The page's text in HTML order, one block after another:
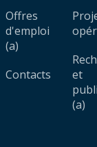
Offres
d'emploi
(a)
Contacts
et
(a)